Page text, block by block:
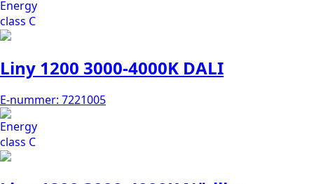
Liny 1200 3000-4000K DALI
E-nummer: 7221005